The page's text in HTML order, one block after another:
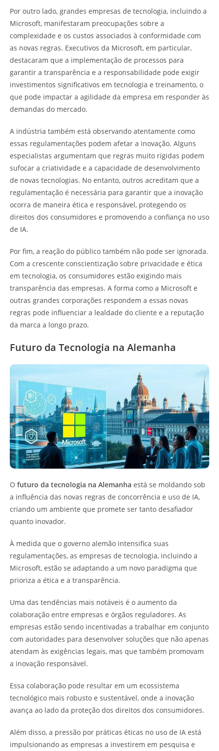
Por outro lado, grandes empresas de tecnologia, incluindo a
Microsoft, manifestaram preocupações sobre a
complexidade e os custos associados à conformidade com
as novas regras. Executivos da Microsoft, em particular,
destacaram que a implementação de processos para
garantir a transparência e a responsabilidade pode exigir
investimentos significativos em tecnologia e treinamento, o
que pode impactar a agilidade da empresa em responder às
demandas do mercado.
A indústria também está observando atentamente como
essas regulamentações podem afetar a inovação. Alguns
especialistas argumentam que regras muito rígidas podem
sufocar a criatividade e a capacidade de desenvolvimento
de novas tecnologias. No entanto, outros acreditam que a
regulamentação é necessária para garantir que a inovação
ocorra de maneira ética e responsável, protegendo os
direitos dos consumidores e promovendo a confiança no uso
de IA.
Por fim, a reação do público também não pode ser ignorada.
Com a crescente conscientização sobre privacidade e ética
em tecnologia, os consumidores estão exigindo mais
transparência das empresas. A forma como a Microsoft e
outras grandes corporações respondem a essas novas
regras pode influenciar a lealdade do cliente e a reputação
da marca a longo prazo.
Futuro da Tecnologia na Alemanha
O futuro da tecnologia na Alemanha está se moldando sob
a influência das novas regras de concorrência e uso de IA,
criando um ambiente que promete ser tanto desafiador
quanto inovador.
À medida que o governo alemão intensifica suas
regulamentações, as empresas de tecnologia, incluindo a
Microsoft, estão se adaptando a um novo paradigma que
prioriza a ética e a transparência.
Uma das tendências mais notáveis é o aumento da
colaboração entre empresas e órgãos reguladores. As
empresas estão sendo incentivadas a trabalhar em conjunto
com autoridades para desenvolver soluções que não apenas
atendam às exigências legais, mas que também promovam
a inovação responsável.
Essa colaboração pode resultar em um ecossistema
tecnológico mais robusto e sustentável, onde a inovação
avança ao lado da proteção dos direitos dos consumidores.
Além disso, a pressão por práticas éticas no uso de IA está
impulsionando as empresas a investirem em pesquisa e